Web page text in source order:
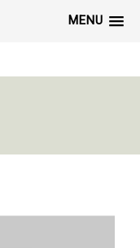
MENU